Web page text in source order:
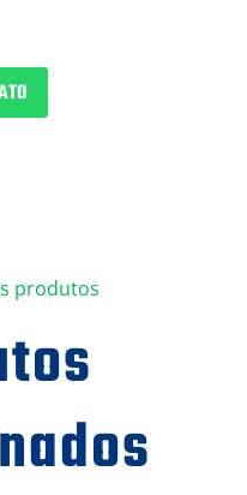
produtos